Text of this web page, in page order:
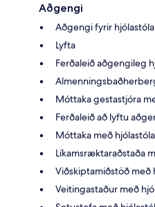
Aðgengi
Aðgengi fyrir hjólastóla
Lyfta
Ferðaleið aðgengileg
Móttaka gestastjóra
Ferðaleið að lyftu
Móttaka með
Líkamsræktaraðstaða
Viðskiptamiðstöð með
Veitingastaður með